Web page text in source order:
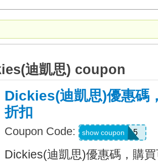
迪凱思) coupon
Dickies(迪凱思)優惠碼
折扣
Coupon Code: PREMIUM15
show coupon
Dickies(迪凱思)優惠碼，購